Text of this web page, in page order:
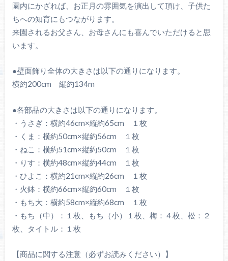
園内にかざれば、お正月の雰囲気を演出して頂け、子供た
ちへの知育にもつながります。
来園されるお父さん、お母さんにも喜んでいただけると思
います。
●壁面飾り全体の大きさは以下の通りになります。
横約200cm 縦約134m
●各部品の大きさは以下の通りになります。
・うさぎ：横約46cm×縦約65cm １枚
・くま：横約50cm×縦約56cm １枚
・ねこ：横約51cm×縦約50cm １枚
・りす：横約48cm×縦約44cm １枚
・ひよこ：横約21cm×縦約26cm １枚
・火鉢：横約66cm×縦約60cm １枚
・もち大：横約58cm×縦約68cm １枚
・もち（中）：１枚、もち（小）１枚、梅：４枚、松：２
枚、タイトル：１枚
【商品に関する注意（必ずお読みください）】